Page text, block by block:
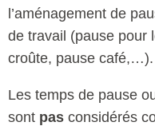
l’aménagement de
de travail (pause pour
croûte, pause café,…).
Les temps de pause
sont pas considérés